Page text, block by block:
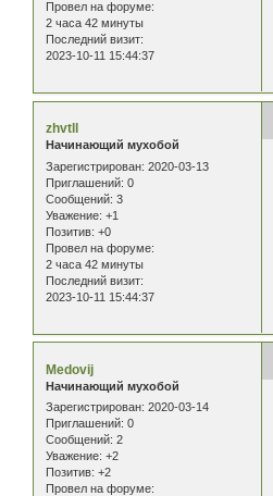
Провел на форуме:
2 часа 42 минуты
Последний визит:
2023-10-11 15:44:37
zhvtll
Начинающий мухобой
Зарегистрирован: 2020-03-13
Приглашений: 0
Сообщений: 3
Уважение: +1
Позитив: +0
Провел на форуме:
2 часа 42 минуты
Последний визит:
2023-10-11 15:44:37
Medovij
Начинающий мухобой
Зарегистрирован: 2020-03-14
Приглашений: 0
Сообщений: 2
Уважение: +2
Позитив: +2
Провел на форуме: